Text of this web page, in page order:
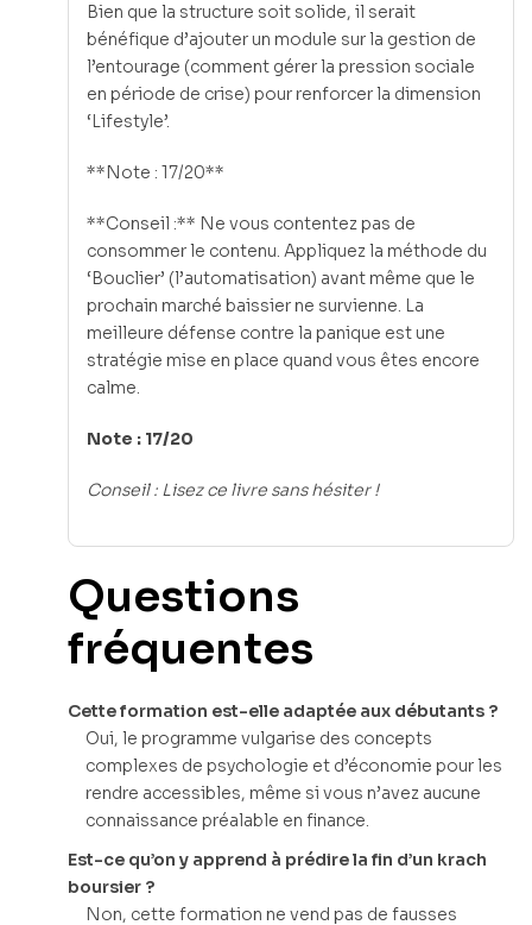
Bien que la structure soit solide, il serait
bénéfique d’ajouter un module sur la gestion de
l’entourage (comment gérer la pression sociale
en période de crise) pour renforcer la dimension
‘Lifestyle’.
**Note : 17/20**
**Conseil :** Ne vous contentez pas de
consommer le contenu. Appliquez la méthode du
‘Bouclier’ (l’automatisation) avant même que le
prochain marché baissier ne survienne. La
meilleure défense contre la panique est une
stratégie mise en place quand vous êtes encore
calme.
Note : 17/20
Conseil : Lisez ce livre sans hésiter !
Questions
fréquentes
Cette formation est-elle adaptée aux débutants ?
Oui, le programme vulgarise des concepts
complexes de psychologie et d’économie pour les
rendre accessibles, même si vous n’avez aucune
connaissance préalable en finance.
Est-ce qu’on y apprend à prédire la fin d’un krach
boursier ?
Non, cette formation ne vend pas de fausses